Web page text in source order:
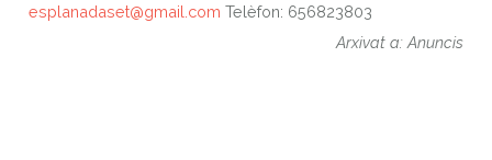
esplanadaset@gmail.com Telèfon: 656823803
Arxivat a: Anuncis